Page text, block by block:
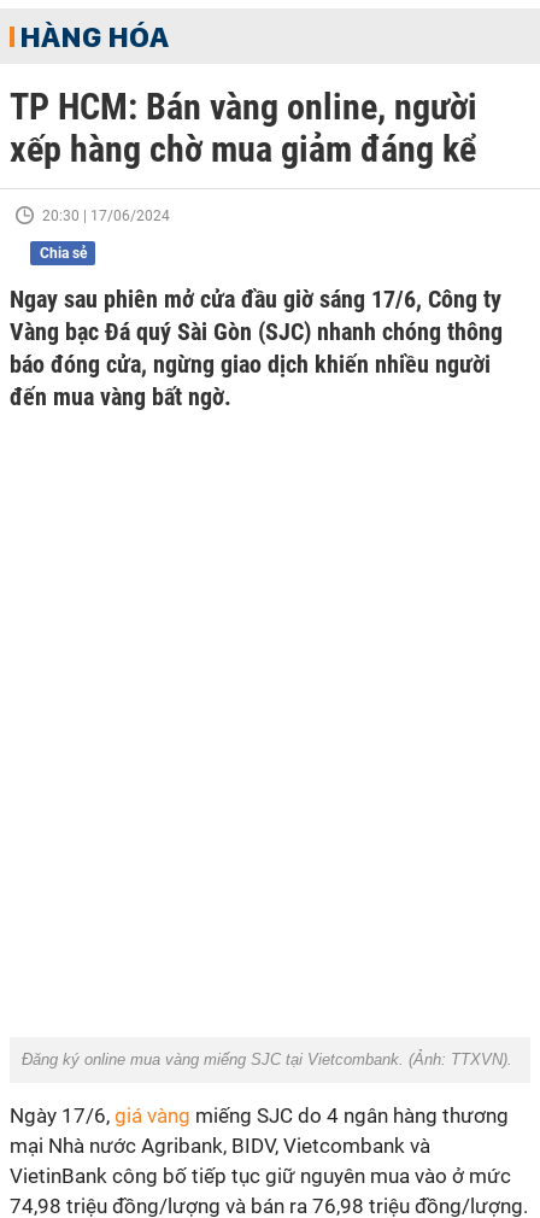
HÀNG HÓA
TP HCM: Bán vàng online, người
xếp hàng chờ mua giảm đáng kể
20:30 | 17/06/2024
Chia sẻ
Ngay sau phiên mở cửa đầu giờ sáng 17/6, Công ty
Vàng bạc Đá quý Sài Gòn (SJC) nhanh chóng thông
báo đóng cửa, ngừng giao dịch khiến nhiều người
đến mua vàng bất ngờ.
Đăng ký online mua vàng miếng SJC tại Vietcombank. (Ảnh: TTXVN).
Ngày 17/6, giá vàng miếng SJC do 4 ngân hàng thương
mại Nhà nước Agribank, BIDV, Vietcombank và
VietinBank công bố tiếp tục giữ nguyên mua vào ở mức
74,98 triệu đồng/lượng và bán ra 76,98 triệu đồng/lượng.